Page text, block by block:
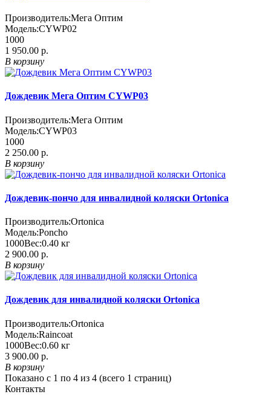
Производитель:Мега Оптим
Модель:CYWP02
1000
1 950.00 р.
В корзину
Дождевик Мега Оптим CYWP03
Производитель:Мега Оптим
Модель:CYWP03
1000
2 250.00 р.
В корзину
Дождевик-пончо для инвалидной коляски Ortonica
Производитель:Ortonica
Модель:Poncho
1000Вес:0.40 кг
2 900.00 р.
В корзину
Дождевик для инвалидной коляски Ortonica
Производитель:Ortonica
Модель:Raincoat
1000Вес:0.60 кг
3 900.00 р.
В корзину
Показано с 1 по 4 из 4 (всего 1 страниц)
Контакты